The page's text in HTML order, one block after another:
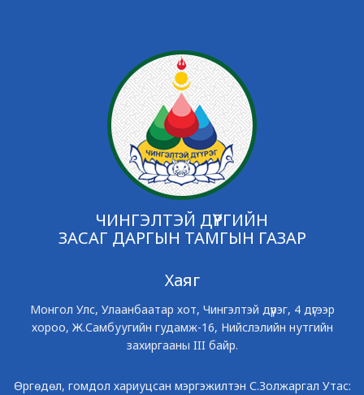
ЧИНГЭЛТЭЙ ДҮҮРГИЙН
ЗАСАГ ДАРГЫН ТАМГЫН ГАЗАР
Хаяг
Монгол Улс, Улаанбаатар хот, Чингэлтэй дүүрэг, 4 дүгээр
хороо, Ж.Самбуугийн гудамж-16, Нийслэлийн нутгийн
захиргааны III байр.
Өргөдөл, гомдол хариуцсан мэргэжилтэн С.Золжаргал Утас: